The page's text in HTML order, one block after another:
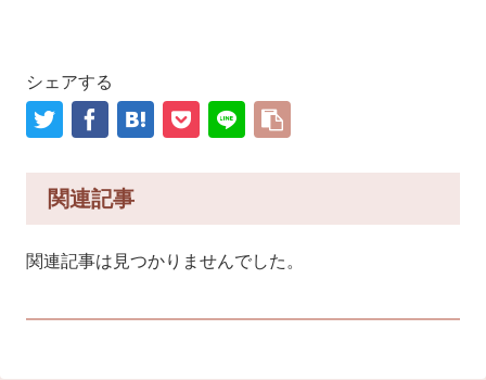
シェアする
関連記事
関連記事は見つかりませんでした。